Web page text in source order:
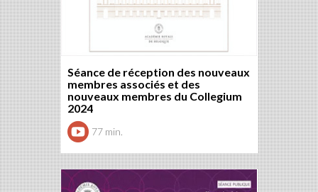
Séance de réception des nouveaux
membres associés et des
nouveaux membres du Collegium
2024
77 min.